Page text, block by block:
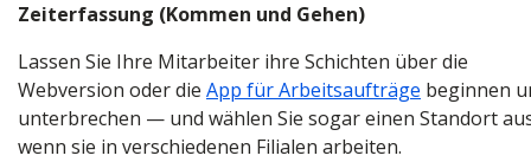
Zeiterfassung (Kommen und Gehen)
Lassen Sie Ihre Mitarbeiter ihre Schichten über die
Webversion oder die App für Arbeitsaufträge beginnen
unterbrechen — und wählen Sie sogar einen Standort
wenn sie in verschiedenen Filialen arbeiten.